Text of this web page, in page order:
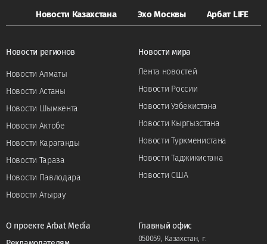
Новости Казахстана Эхо Москвы Арбат LIFE
Новости регионов
Новости Алматы
Новости Астаны
Новости Шымкента
Новости Актобе
Новости Караганды
Новости Тараза
Новости Павлодара
Новости Атырау
Новости мира
Лента новостей
Новости России
Новости Узбекистана
Новости Кыргызстана
Новости Туркменистана
Новости Таджикистана
Новости США
О проекте Arbat Media
Главный офис
050059, Казахстан, г.